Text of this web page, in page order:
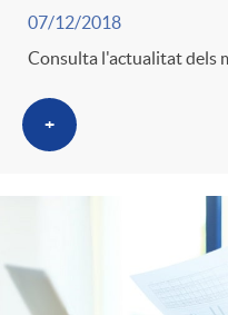
07/12/2018
Consulta l'actualitat dels
+